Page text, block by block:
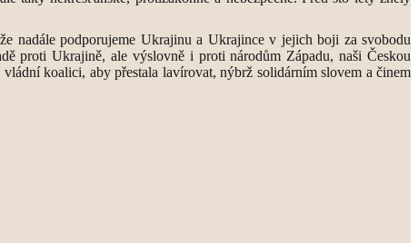
nadále podporujeme Ukrajinu a Ukrajince v jejich boji za svobodu
proti Ukrajině, ale výslovně i proti národům Západu, naši Českou
koalici, aby přestala lavírovat, nýbrž solidárním slovem a činem